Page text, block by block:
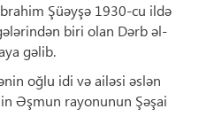
Şüəyşə 1930-cu ildə
biri olan Dərb əl-
gəlib.
oğlu idi və ailəsi əslən
Əşmun rayonunun Şəşai